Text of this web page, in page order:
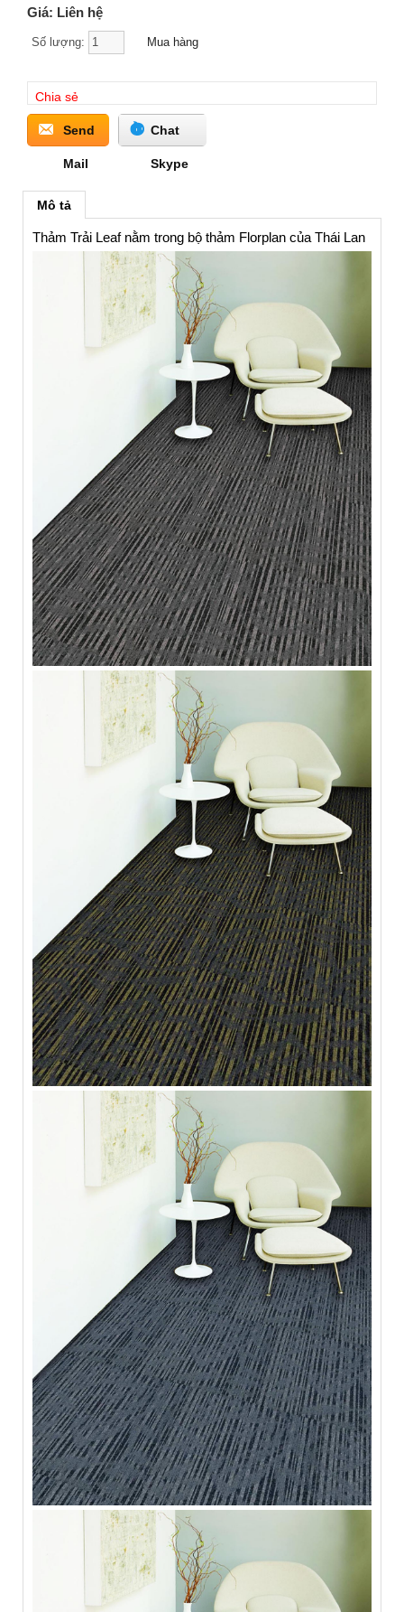
Giá: Liên hệ
Số lượng:
Chia sẻ
Send
Mail
Chat
Skype
Mô tả
Thảm Trải Leaf nằm trong bộ thảm Florplan của Thái Lan